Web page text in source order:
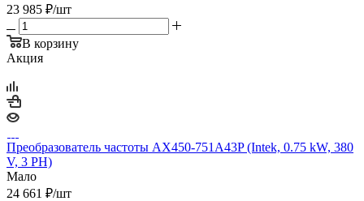
23 985 ₽/шт
В корзину
Акция
Преобразователь частоты AX450-751A43P (Intek, 0.75 kW, 380
V, 3 PH)
Мало
24 661 ₽/шт